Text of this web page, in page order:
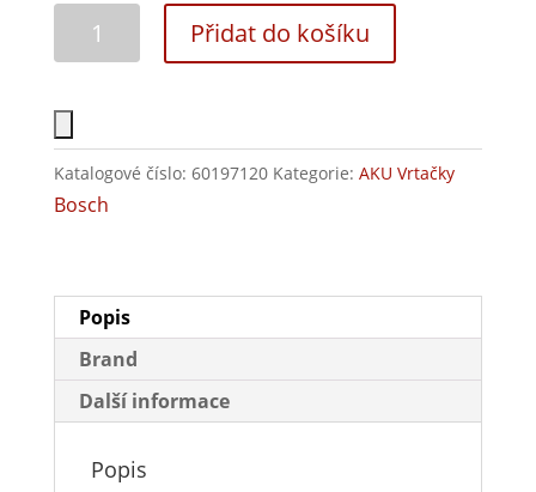
Přidat do košíku
Katalogové číslo: 60197120 Kategorie: AKU Vrtačky
Bosch
Popis
Brand
Další informace
Popis